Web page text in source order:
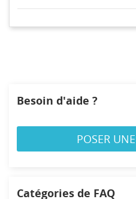
Besoin d'aide ?
POSER
Catégories de FAQ